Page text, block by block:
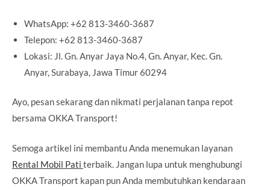
WhatsApp: +62 813-3460-3687
Telepon: +62 813-3460-3687
Lokasi: Jl. Gn. Anyar Jaya No.4, Gn. Anyar, Kec. Gn.
Anyar, Surabaya, Jawa Timur 60294
Ayo, pesan sekarang dan nikmati perjalanan tanpa repot
bersama OKKA Transport!
Semoga artikel ini membantu Anda menemukan layanan
Rental Mobil Pati terbaik. Jangan lupa untuk menghubungi
OKKA Transport kapan pun Anda membutuhkan kendaraan